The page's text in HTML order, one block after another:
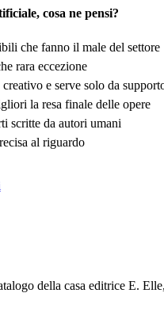
cosa ne pensi?
che fanno il male del settore
rara eccezione
e serve solo da
la resa finale delle opere
scritte da autori umani
al riguardo
della casa editrice E.